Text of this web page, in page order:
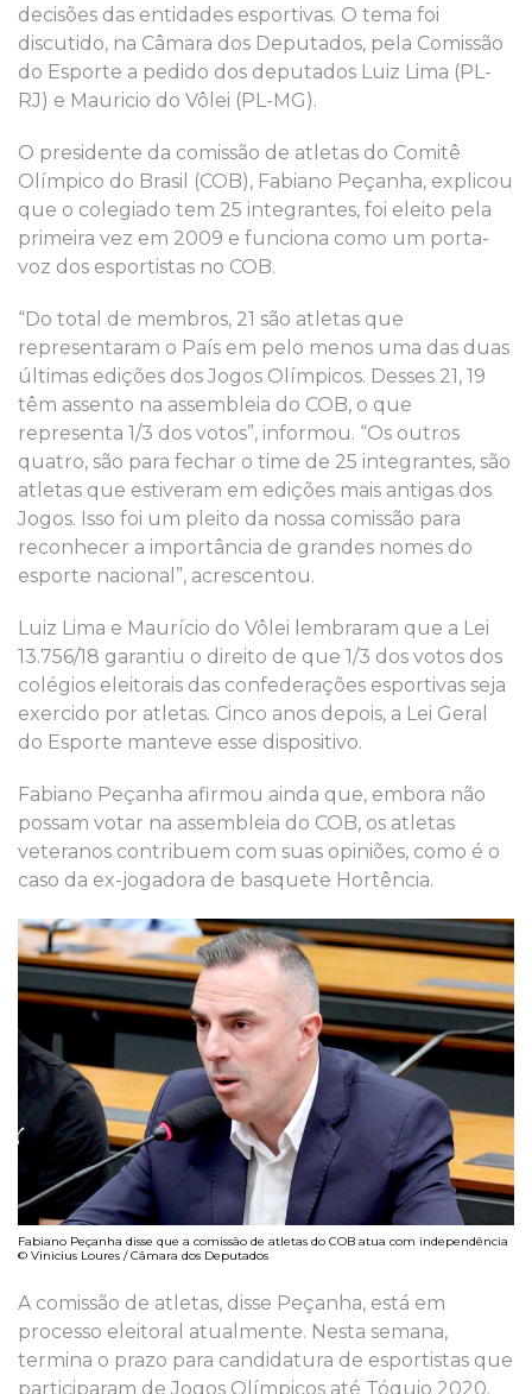
decisões das entidades esportivas. O tema foi
discutido, na Câmara dos Deputados, pela Comissão
do Esporte a pedido dos deputados Luiz Lima (PL-
RJ) e Mauricio do Vôlei (PL-MG).
O presidente da comissão de atletas do Comitê
Olímpico do Brasil (COB), Fabiano Peçanha, explicou
que o colegiado tem 25 integrantes, foi eleito pela
primeira vez em 2009 e funciona como um porta-
voz dos esportistas no COB.
“Do total de membros, 21 são atletas que
representaram o País em pelo menos uma das duas
últimas edições dos Jogos Olímpicos. Desses 21, 19
têm assento na assembleia do COB, o que
representa 1/3 dos votos”, informou. “Os outros
quatro, são para fechar o time de 25 integrantes, são
atletas que estiveram em edições mais antigas dos
Jogos. Isso foi um pleito da nossa comissão para
reconhecer a importância de grandes nomes do
esporte nacional”, acrescentou.
Luiz Lima e Maurício do Vôlei lembraram que a Lei
13.756/18 garantiu o direito de que 1/3 dos votos dos
colégios eleitorais das confederações esportivas seja
exercido por atletas. Cinco anos depois, a Lei Geral
do Esporte manteve esse dispositivo.
Fabiano Peçanha afirmou ainda que, embora não
possam votar na assembleia do COB, os atletas
veteranos contribuem com suas opiniões, como é o
caso da ex-jogadora de basquete Hortência.
Fabiano Peçanha disse que a comissão de atletas do COB atua com independência
© Vinicius Loures / Câmara dos Deputados
A comissão de atletas, disse Peçanha, está em
processo eleitoral atualmente. Nesta semana,
termina o prazo para candidatura de esportistas que
participaram de Jogos Olímpicos até Tóquio 2020.